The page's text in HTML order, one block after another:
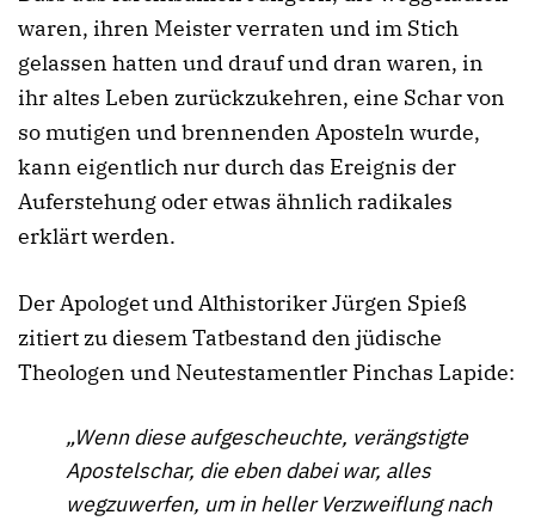
waren, ihren Meister verraten und im Stich
gelassen hatten und drauf und dran waren, in
ihr altes Leben zurückzukehren, eine Schar von
so mutigen und brennenden Aposteln wurde,
kann eigentlich nur durch das Ereignis der
Auferstehung oder etwas ähnlich radikales
erklärt werden.
Der Apologet und Althistoriker Jürgen Spieß
zitiert zu diesem Tatbestand den jüdische
Theologen und Neutestamentler Pinchas Lapide:
„Wenn diese aufgescheuchte, verängstigte
Apostelschar, die eben dabei war, alles
wegzuwerfen, um in heller Verzweiflung nach